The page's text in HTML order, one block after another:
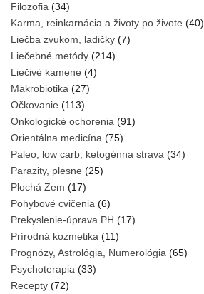
Filozofia (34)
Karma, reinkarnácia a životy po živote (40)
Liečba zvukom, ladičky (7)
Liečebné metódy (214)
Liečivé kamene (4)
Makrobiotika (27)
Očkovanie (113)
Onkologické ochorenia (91)
Orientálna medicína (75)
Paleo, low carb, ketogénna strava (34)
Parazity, plesne (25)
Plochá Zem (17)
Pohybové cvičenia (6)
Prekyslenie-úprava PH (17)
Prírodná kozmetika (11)
Prognózy, Astrológia, Numerológia (65)
Psychoterapia (33)
Recepty (72)